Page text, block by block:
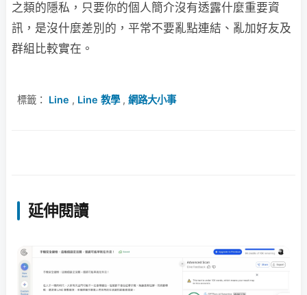
之類的隱私，只要你的個人簡介沒有透露什麼重要資
訊，是沒什麼差別的，平常不要亂點連結、亂加好友及
群組比較實在。
標籤： Line , Line 教學, 網路大小事
延伸閱讀